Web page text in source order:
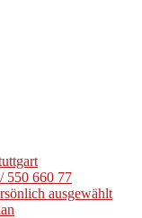
550 660 77
ausgewählt